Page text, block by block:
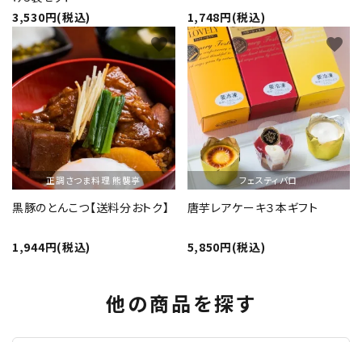
3,530円(税込)
1,748円(税込)
正調さつま料理 熊襲亭
黒豚のとんこつ【送料分おトク】
1,944円(税込)
favorite
フェスティバロ
唐芋レアケーキ３本ギフト
5,850円(税込)
favorite
他の商品を探す